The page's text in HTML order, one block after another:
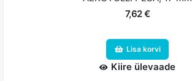
7,62 €
Lisa korvi
Kiire ülevaade